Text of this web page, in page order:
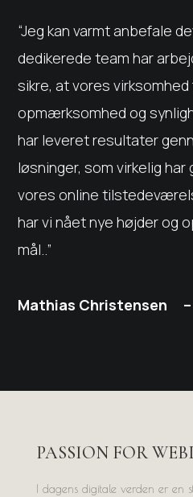
“Jeg kan varmt anbefale
dedikerede team har
sikre, at vores virksomhed
opmærksomhed og
har leveret resultater
løsninger, som virkelig
vores online
har vi nået nye højder og
mål..”
Mathias
PASSION FOR
I dagens digitale verden er